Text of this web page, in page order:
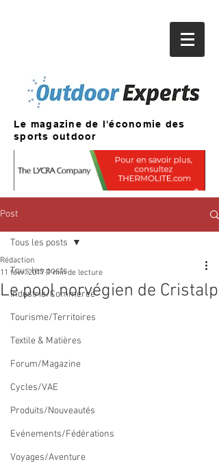
Le magazine de l'économie des
sports outdoor
Post
Tous les posts
Industrie/Commerce
Tourisme/Territoires
Textile & Matières
Forum/Magazine
Cycles/VAE
Produits/Nouveautés
Evénements/Fédérations
Voyages/Aventure
Tous les posts
Le pool norvégien de Cristalp
Rédaction
11 févr. 2017 1 min de lecture